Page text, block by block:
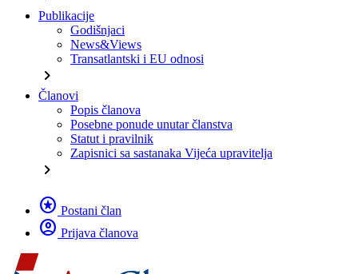
Publikacije
Godišnjaci
News&Views
Transatlantski i EU odnosi
chevron_right
Članovi
Popis članova
Posebne ponude unutar članstva
Statut i pravilnik
Zapisnici sa sastanaka Vijeća upravitelja
chevron_right
stars Postani član
account_circle Prijava članova